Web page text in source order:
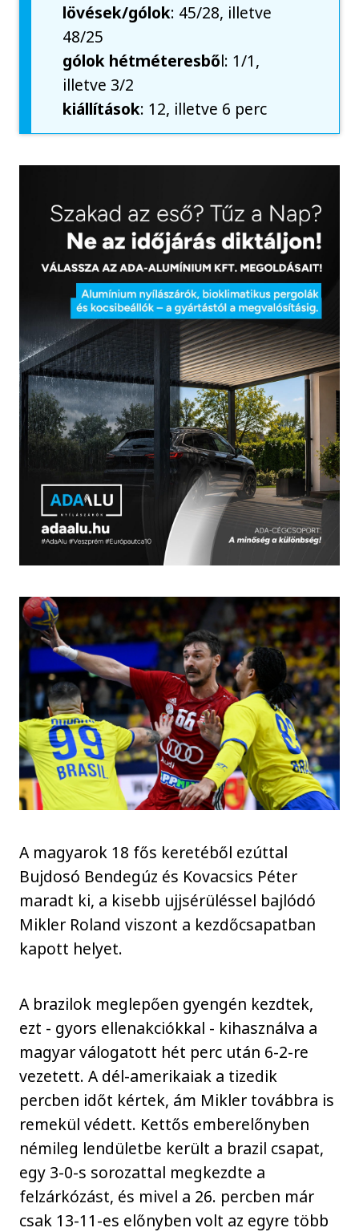
lövések/gólok: 45/28, illetve
48/25
gólok hétméteresből: 1/1,
illetve 3/2
kiállítások: 12, illetve 6 perc
A magyarok 18 fős keretéből ezúttal
Bujdosó Bendegúz és Kovacsics Péter
maradt ki, a kisebb ujjsérüléssel bajlódó
Mikler Roland viszont a kezdőcsapatban
kapott helyet.
A brazilok meglepően gyengén kezdtek,
ezt - gyors ellenakciókkal - kihasználva a
magyar válogatott hét perc után 6-2-re
vezetett. A dél-amerikaiak a tizedik
percben időt kértek, ám Mikler továbbra is
remekül védett. Kettős emberelőnyben
némileg lendületbe került a brazil csapat,
egy 3-0-s sorozattal megkezdte a
felzárkózást, és mivel a 26. percben már
csak 13-11-es előnyben volt az egyre több